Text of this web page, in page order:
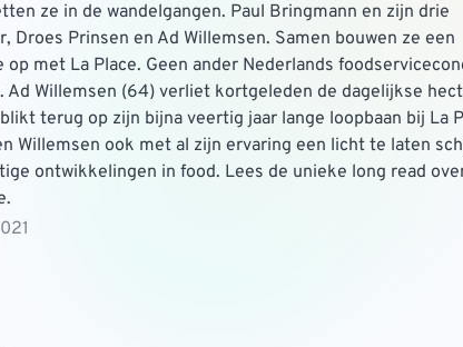
ze in de wandelgangen. Paul Bringmann en zijn drie
Droes Prinsen en Ad Willemsen. Samen bouwen ze een
met La Place. Geen ander Nederlands
Ad Willemsen (64) verliet kortgeleden de dagelijkse
terug op zijn bijna veertig jaar lange loopbaan bij La
Willemsen ook met al zijn ervaring een licht te laten
ontwikkelingen in food. Lees de unieke long read